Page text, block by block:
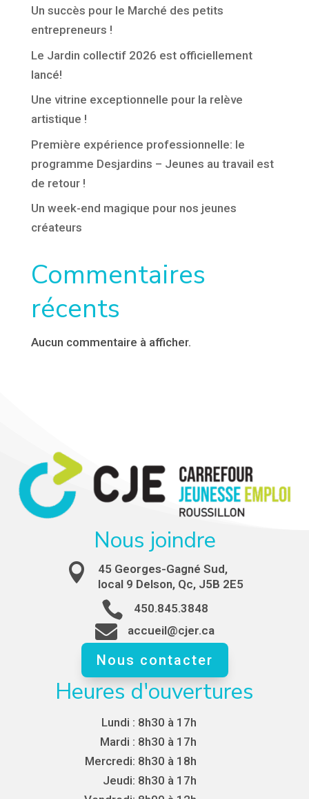
Un succès pour le Marché des petits
entrepreneurs !
Le Jardin collectif 2026 est officiellement
lancé!
Une vitrine exceptionnelle pour la relève
artistique !
Première expérience professionnelle: le
programme Desjardins – Jeunes au travail est
de retour !
Un week-end magique pour nos jeunes
créateurs
Commentaires
récents
Aucun commentaire à afficher.
Nous joindre

45 Georges-Gagné Sud,
local 9 Delson, Qc, J5B 2E5
 450.845.3848
 accueil@cjer.ca
Nous contacter
Heures d'ouvertures
Lundi : 8h30 à 17h
Mardi : 8h30 à 17h
Mercredi: 8h30 à 18h
Jeudi: 8h30 à 17h